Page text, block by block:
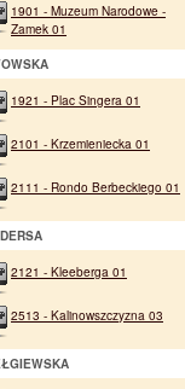
1901 - Muzeum Narodowe -
Zamek 01
1921 - Plac Singera 01
2101 - Krzemieniecka 01
2111 - Rondo Berbeckiego 01
2121 - Kleeberga 01
2513 - Kalinowszczyzna 03